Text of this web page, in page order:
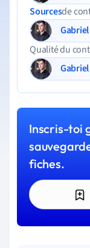
Sourcesde
Qualité du
Inscris-toi
fiches.